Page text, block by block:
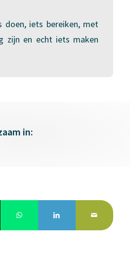
iets bereiken, met
zijn en echt iets maken
in: